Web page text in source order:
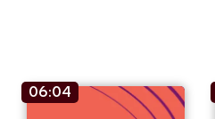
06:04